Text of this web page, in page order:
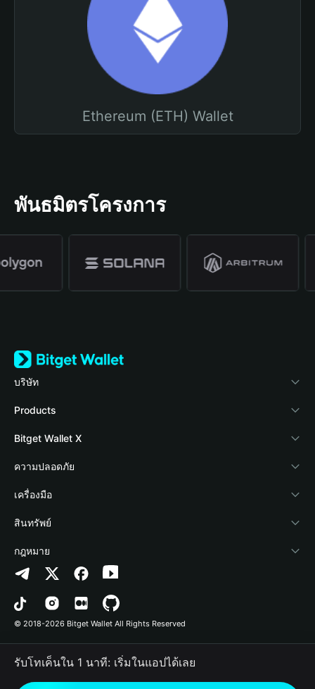
Ethereum (ETH) Wallet
พันธมิตรโครงการ
บริษัท
เกี่ยวกับ Bitget Wallet
Blog
Academy
ข่าวสารด้านคริปโต
ศูนย์ช่วยเหลือ
ติดต่อเรา
ทรัพยากรข้อมูลของแบรนด์
อาชีพ
Products
Crypto Card
Stablecoin Earn
Payfi Crypto
Crypto Swap API
Altcoin Season Index
Prediction Markets
DApp
RWA
Bitget Wallet X
นักพัฒนา
เชื่อมต่อ Wallet
Bitget Wallet Pay
ลิสต์โปรเจกต์
ความปลอดภัย
Protection Fund
เทคโนโลยีความปลอดภัย
เครื่องมือ
ซื้อคริปโต
การตรวจจับการอนุญาต
การตรวจจับสัญญา
การโอนเป็นชุด
สินทรัพย์
Arbitrum
Avalanche
Bitcoin
Polygon
กฎหมาย
นโยบายความเป็นส่วนตัว
ข้อตกลงในการใช้บริการ
© 2018-2026 Bitget Wallet All Rights Reserved
รับโทเค็นใน 1 นาที: เริ่มในแอปได้เลย